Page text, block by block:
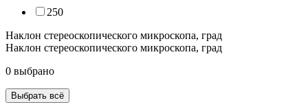
250
Наклон стереоскопического микроскопа, град
Наклон стереоскопического микроскопа, град
0 выбрано
Выбрать всё